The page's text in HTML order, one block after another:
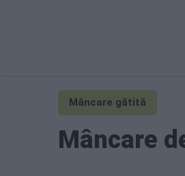
Mâncare gătită
Mâncare